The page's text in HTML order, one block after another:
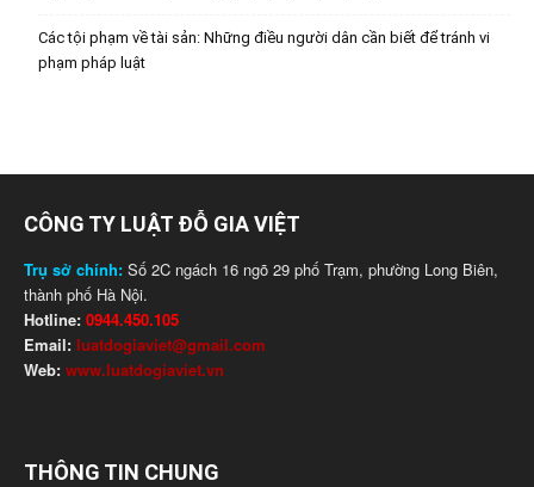
Các tội phạm về tài sản: Những điều người dân cần biết để tránh vi
phạm pháp luật
CÔNG TY LUẬT ĐỖ GIA VIỆT
Trụ sở chính: Số 2C ngách 16 ngõ 29 phố Trạm, phường Long Biên,
thành phố Hà Nội.
Hotline: 0944.450.105
Email: luatdogiaviet@gmail.com
Web: www.luatdogiaviet.vn
THÔNG TIN CHUNG